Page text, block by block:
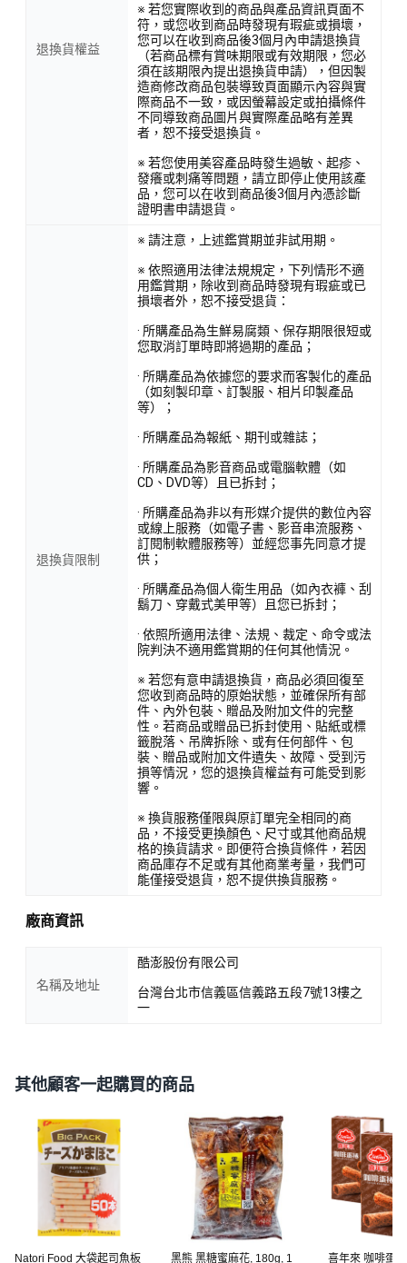
退換貨權益
※ 若您實際收到的商品與產品資訊頁面不
符，或您收到商品時發現有瑕疵或損壞，
您可以在收到商品後3個月內申請退換貨
（若商品標有賞味期限或有效期限，您必
須在該期限內提出退換貨申請），但因製
造商修改商品包裝導致頁面顯示內容與實
際商品不一致，或因螢幕設定或拍攝條件
不同導致商品圖片與實際產品略有差異
者，恕不接受退換貨。
※ 若您使用美容產品時發生過敏、起疹、
發癢或刺痛等問題，請立即停止使用該產
品，您可以在收到商品後3個月內憑診斷
證明書申請退貨。
退換貨限制
※ 請注意，上述鑑賞期並非試用期。
※ 依照適用法律法規規定，下列情形不適
用鑑賞期，除收到商品時發現有瑕疵或已
損壞者外，恕不接受退貨：
· 所購產品為生鮮易腐類、保存期限很短或
您取消訂單時即將過期的產品；
· 所購產品為依據您的要求而客製化的產品
（如刻製印章、訂製服、相片印製產品
等）；
· 所購產品為報紙、期刊或雜誌；
· 所購產品為影音商品或電腦軟體（如
CD、DVD等）且已拆封；
· 所購產品為非以有形媒介提供的數位內容
或線上服務（如電子書、影音串流服務、
訂閱制軟體服務等）並經您事先同意才提
供；
· 所購產品為個人衛生用品（如內衣褲、刮
鬍刀、穿戴式美甲等）且您已拆封；
· 依照所適用法律、法規、裁定、命令或法
院判決不適用鑑賞期的任何其他情況。
※ 若您有意申請退換貨，商品必須回復至
您收到商品時的原始狀態，並確保所有部
件、內外包裝、贈品及附加文件的完整
性。若商品或贈品已拆封使用、貼紙或標
籤脫落、吊牌拆除、或有任何部件、包
裝、贈品或附加文件遺失、故障、受到污
損等情況，您的退換貨權益有可能受到影
響。
※ 換貨服務僅限與原訂單完全相同的商
品，不接受更換顏色、尺寸或其他商品規
格的換貨請求。即便符合換貨條件，若因
商品庫存不足或有其他商業考量，我們可
能僅接受退貨，恕不提供換貨服務。
廠商資訊
名稱及地址
酷澎股份有限公司
台灣台北市信義區信義路五段7號13樓之
一
其他顧客一起購買的商品
Natori Food 大袋起司魚板
黑熊 黑糖蜜麻花, 180g, 1
喜年來 咖啡蛋